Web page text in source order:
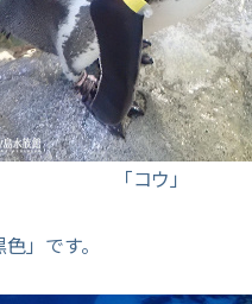
「コウ」
」です。